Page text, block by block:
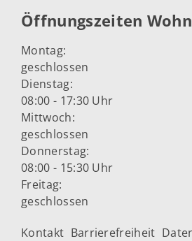
Öffnungszeiten
Montag:
geschlossen
Dienstag:
08:00 - 17:30 Uhr
Mittwoch:
geschlossen
Donnerstag:
08:00 - 15:30 Uhr
Freitag:
geschlossen
Kontakt Barrierefreiheit